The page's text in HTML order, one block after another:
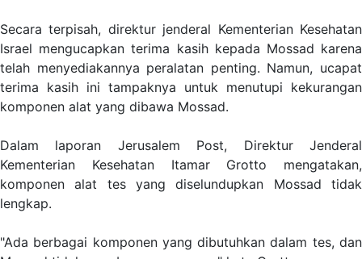
Secara terpisah, direktur jenderal Kementerian Kesehatan
Israel mengucapkan terima kasih kepada Mossad karena
telah menyediakannya peralatan penting. Namun, ucapat
terima kasih ini tampaknya untuk menutupi kekurangan
komponen alat yang dibawa Mossad.
Dalam laporan Jerusalem Post, Direktur Jenderal
Kementerian Kesehatan Itamar Grotto mengatakan,
komponen alat tes yang diselundupkan Mossad tidak
lengkap.
"Ada berbagai komponen yang dibutuhkan dalam tes, dan